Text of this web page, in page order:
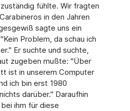
fühlte. Wir fragten
in den Jahren
sagte uns ein
Problem, da schau ich
Er suchte und suchte,
zugeben mußte: "Über
ist in unserem Computer
ich bin erst 1980
darüber." Daraufhin
ihm für diese